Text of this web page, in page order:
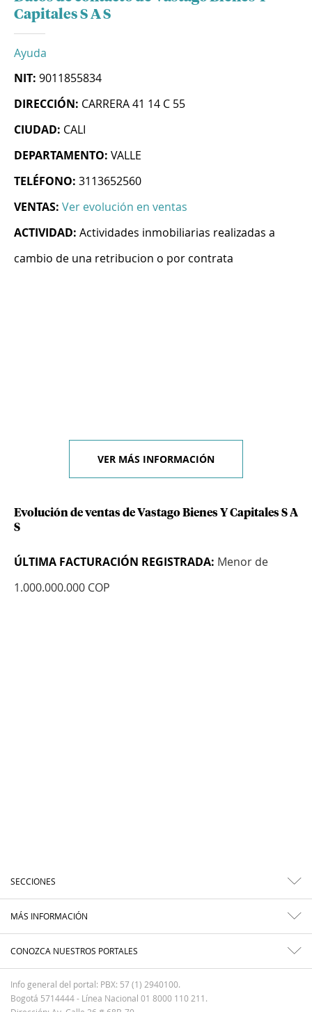
Capitales S A S
Ayuda
NIT: 9011855834
DIRECCIÓN: CARRERA 41 14 C 55
CIUDAD: CALI
DEPARTAMENTO: VALLE
TELÉFONO: 3113652560
VENTAS: Ver evolución en ventas
ACTIVIDAD: Actividades inmobiliarias realizadas a
cambio de una retribucion o por contrata
VER MÁS INFORMACIÓN
Evolución de ventas de Vastago Bienes Y Capitales S A
S
ÚLTIMA FACTURACIÓN REGISTRADA: Menor de
1.000.000.000 COP
SECCIONES
MÁS INFORMACIÓN
CONOZCA NUESTROS PORTALES
Info general del portal: PBX: 57 (1) 2940100.
Bogotá 5714444 - Línea Nacional 01 8000 110 211.